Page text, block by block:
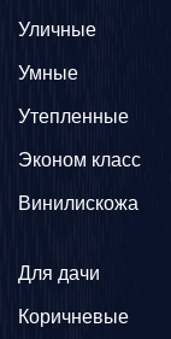
Уличные
Умные
Утепленные
Эконом класс
Винилискожа
Для дачи
Коричневые